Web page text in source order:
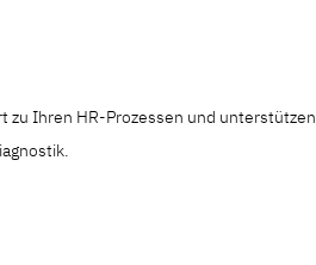
zu Ihren HR-Prozessen und unterstützen